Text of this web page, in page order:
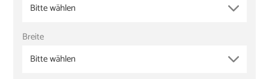
Bitte wählen
Breite
Bitte wählen